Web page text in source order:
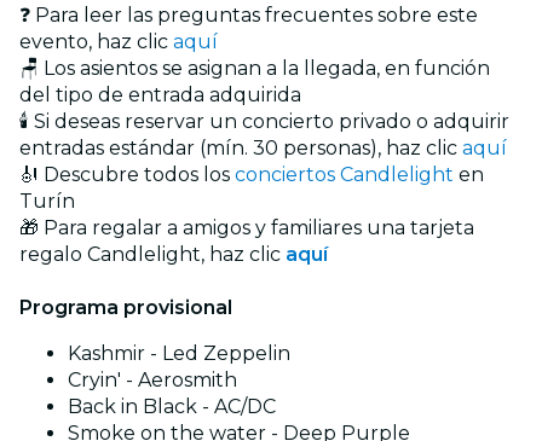
❓ Para leer las preguntas frecuentes sobre este
evento, haz clic aquí
🪑 Los asientos se asignan a la llegada, en función
del tipo de entrada adquirida
🕯️ Si deseas reservar un concierto privado o adquirir
entradas estándar (mín. 30 personas), haz clic aquí
🎻 Descubre todos los conciertos Candlelight en
Turín
🎁 Para regalar a amigos y familiares una tarjeta
regalo Candlelight, haz clic aquí
Programa provisional
Kashmir - Led Zeppelin
Cryin' - Aerosmith
Back in Black - AC/DC
Smoke on the water - Deep Purple